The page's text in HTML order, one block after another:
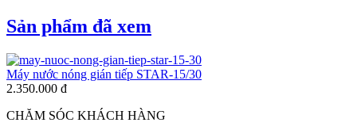
Sản phẩm đã xem
Máy nước nóng gián tiếp STAR-15/30
2.350.000 đ
CHĂM SÓC KHÁCH HÀNG